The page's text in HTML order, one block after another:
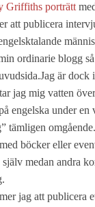
Griffiths porträtt
att publicera
ordinarie blogg
är
jag mig vatten
engelska under en
tämligen
med böcker eller
medan andra
jag att publicera